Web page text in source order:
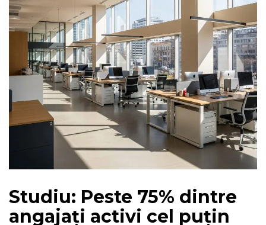
Studiu: Peste 75% dintre
angajați activi cel puțin